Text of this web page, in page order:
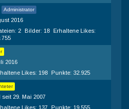
Administrator
2016
2 Bilder 18 Erhaltene Likes
2016
Likes 198 Punkte 32.925
29. Mai 2007
Likes 137 Punkte 19.555